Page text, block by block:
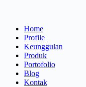
Home
Profile
Keunggulan
Produk
Portofolio
Blog
Kontak